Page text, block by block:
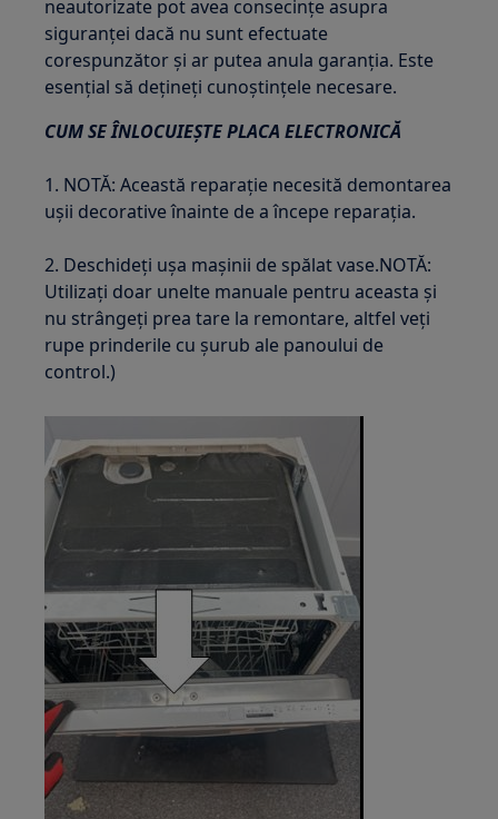
neautorizate pot avea consecințe asupra
siguranței dacă nu sunt efectuate
corespunzător și ar putea anula garanția. Este
esențial să dețineți cunoștințele necesare.
CUM SE ÎNLOCUIEȘTE PLACA ELECTRONICĂ
1. NOTĂ: Această reparație necesită demontarea
ușii decorative înainte de a începe reparația.
2. Deschideți ușa mașinii de spălat vase.NOTĂ:
Utilizați doar unelte manuale pentru aceasta și
nu strângeți prea tare la remontare, altfel veți
rupe prinderile cu șurub ale panoului de
control.)